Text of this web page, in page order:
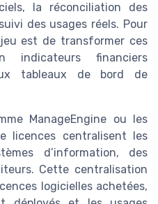
la réconciliation des
des usages réels. Pour
est de transformer ces
indicateurs financiers
tableaux de bord de
ManageEngine ou les
licences centralisent les
d’information, des
Cette centralisation
logicielles achetées,